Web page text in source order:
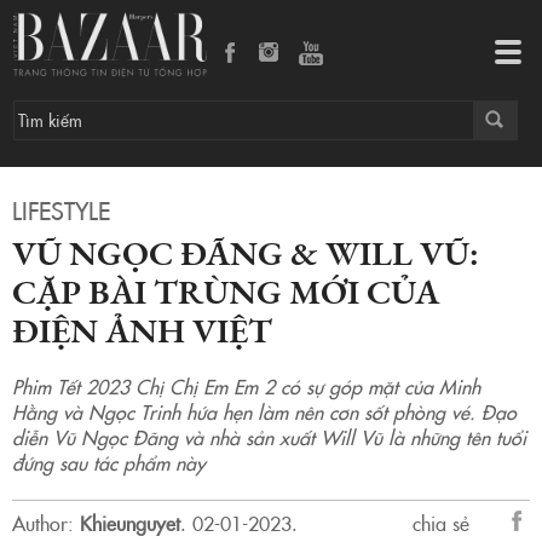
LIFESTYLE
VŨ NGỌC ĐÃNG & WILL VŨ:
CẶP BÀI TRÙNG MỚI CỦA
ĐIỆN ẢNH VIỆT
Phim Tết 2023 Chị Chị Em Em 2 có sự góp mặt của Minh
Hằng và Ngọc Trinh hứa hẹn làm nên cơn sốt phòng vé. Đạo
diễn Vũ Ngọc Đãng và nhà sản xuất Will Vũ là những tên tuổi
đứng sau tác phẩm này
Author: Khieunguyet. 02-01-2023.
chia sẻ